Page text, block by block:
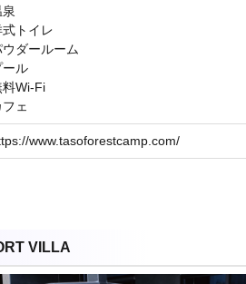
式トイレ
ウダールーム
ール
料Wi-Fi
フェ
www.tasoforestcamp.com/
VILLA